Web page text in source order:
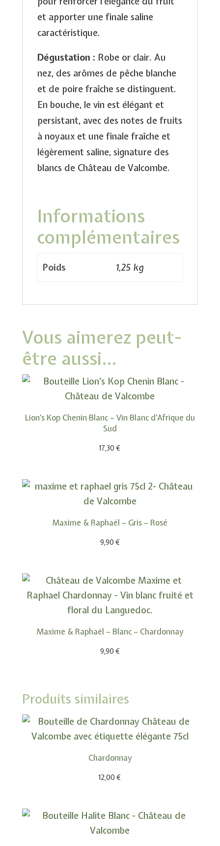
et apporter une finale saline
caractéristique.
Dégustation : Robe or clair. Au
nez, des arômes de pêche blanche
et de poire fraîche se distinguent.
En bouche, le vin est élégant et
persistant, avec des notes de fruits
à noyaux et une finale fraîche et
légèrement saline, signature des
blancs de Château de Valcombe.
Informations
complémentaires
Poids 1,25 kg
Vous aimerez peut-
être aussi…
Lion’s Kop Chenin Blanc – Vin Blanc d’Afrique du
Sud
17,30€
Maxime & Raphaël – Gris – Rosé
9,90€
Maxime & Raphaël – Blanc – Chardonnay
9,90€
Produits similaires
Chardonnay
12,00€